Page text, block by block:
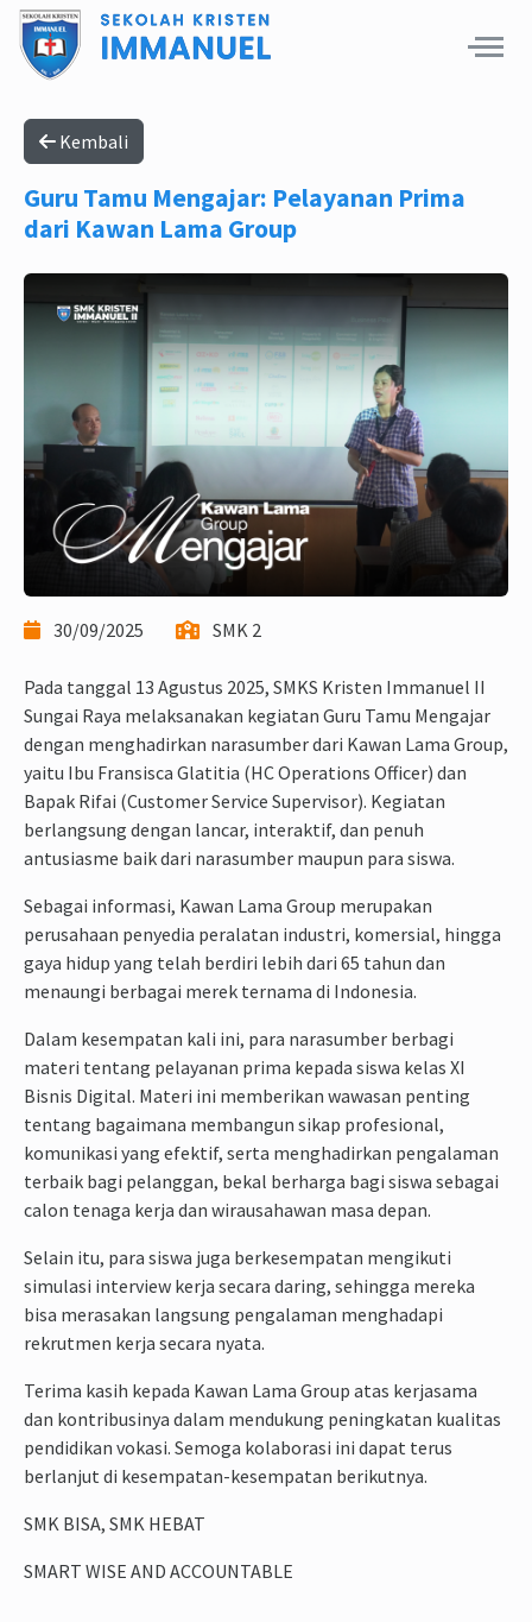
Kembali
Guru Tamu Mengajar: Pelayanan Prima
dari Kawan Lama Group
30/09/2025 SMK 2
Pada tanggal 13 Agustus 2025, SMKS Kristen Immanuel II
Sungai Raya melaksanakan kegiatan Guru Tamu Mengajar
dengan menghadirkan narasumber dari Kawan Lama Group,
yaitu Ibu Fransisca Glatitia (HC Operations Officer) dan
Bapak Rifai (Customer Service Supervisor). Kegiatan
berlangsung dengan lancar, interaktif, dan penuh
antusiasme baik dari narasumber maupun para siswa.
Sebagai informasi, Kawan Lama Group merupakan
perusahaan penyedia peralatan industri, komersial, hingga
gaya hidup yang telah berdiri lebih dari 65 tahun dan
menaungi berbagai merek ternama di Indonesia.
Dalam kesempatan kali ini, para narasumber berbagi
materi tentang pelayanan prima kepada siswa kelas XI
Bisnis Digital. Materi ini memberikan wawasan penting
tentang bagaimana membangun sikap profesional,
komunikasi yang efektif, serta menghadirkan pengalaman
terbaik bagi pelanggan, bekal berharga bagi siswa sebagai
calon tenaga kerja dan wirausahawan masa depan.
Selain itu, para siswa juga berkesempatan mengikuti
simulasi interview kerja secara daring, sehingga mereka
bisa merasakan langsung pengalaman menghadapi
rekrutmen kerja secara nyata.
Terima kasih kepada Kawan Lama Group atas kerjasama
dan kontribusinya dalam mendukung peningkatan kualitas
pendidikan vokasi. Semoga kolaborasi ini dapat terus
berlanjut di kesempatan-kesempatan berikutnya.
SMK BISA, SMK HEBAT
SMART WISE AND ACCOUNTABLE